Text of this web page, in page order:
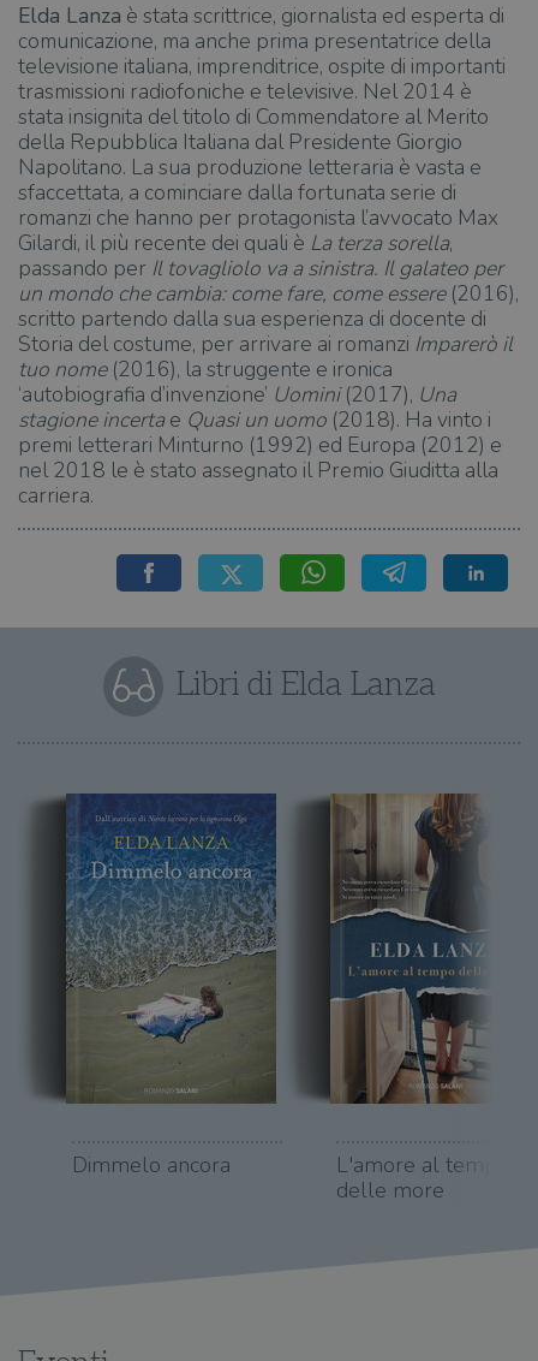
Elda Lanza è stata scrittrice, giornalista ed esperta di
comunicazione, ma anche prima presentatrice della
televisione italiana, imprenditrice, ospite di importanti
trasmissioni radiofoniche e televisive. Nel 2014 è
stata insignita del titolo di Commendatore al Merito
della Repubblica Italiana dal Presidente Giorgio
Napolitano. La sua produzione letteraria è vasta e
sfaccettata, a cominciare dalla fortunata serie di
romanzi che hanno per protagonista l’avvocato Max
Gilardi, il più recente dei quali è La terza sorella,
passando per Il tovagliolo va a sinistra. Il galateo per
un mondo che cambia: come fare, come essere(2016),
scritto partendo dalla sua esperienza di docente di
Storia del costume, per arrivare ai romanzi Imparerò il
tuo nome(2016), la struggente e ironica
‘autobiografia d’invenzione’ Uomini(2017), Una
stagione incertae Quasi un uomo (2018). Ha vinto i
premi letterari Minturno (1992) ed Europa (2012) e
nel 2018 le è stato assegnato il Premio Giuditta alla
carriera.
Libri di Elda Lanza
Dimmelo ancora
L'amore al tempo
delle more